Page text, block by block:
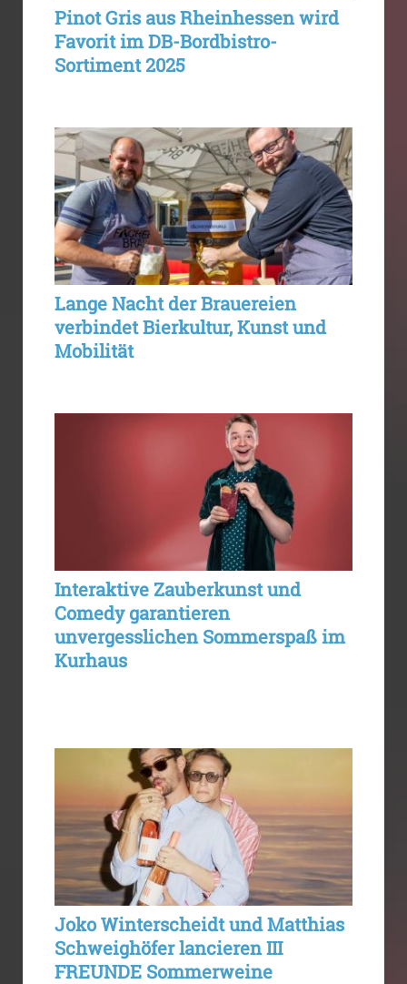
Pinot Gris aus Rheinhessen wird
Favorit im DB-Bordbistro-
Sortiment 2025
Lange Nacht der Brauereien
verbindet Bierkultur, Kunst und
Mobilität
Interaktive Zauberkunst und
Comedy garantieren
unvergesslichen Sommerspaß im
Kurhaus
Joko Winterscheidt und Matthias
Schweighöfer lancieren III
FREUNDE Sommerweine